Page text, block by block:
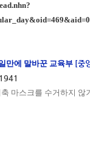
만에 말바꾼 교육부 [중
마스크를 수거하지